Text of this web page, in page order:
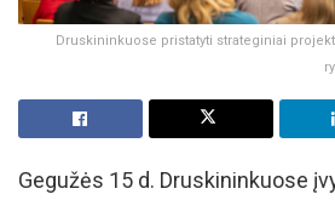
Druskininkuose pristatyti strateginiai
Gegužės 15 d. Druskininkuose